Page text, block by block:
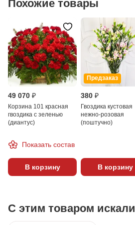
Похожие товары
49 070 ₽
Корзина 101 красная
гвоздика с зеленью
(диантус)
Показать состав
В корзину
Предзаказ
380 ₽
Гвоздика кустовая
нежно-розовая
(поштучно)
В корзину
С этим товаром искали